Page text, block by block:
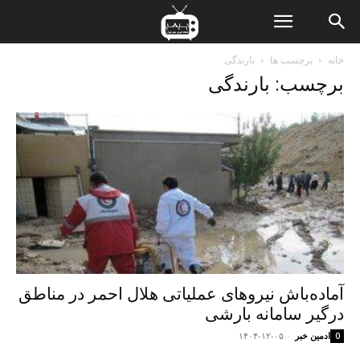
خانه برچسب ها بارندگی
برچسب: بارندگی
آماده‌باش نیروهای عملیاتی هلال احمر در مناطق
درگیر سامانه بارشی
ادمین خبر - ۱۴۰۴-۱۲-۰۵ 0